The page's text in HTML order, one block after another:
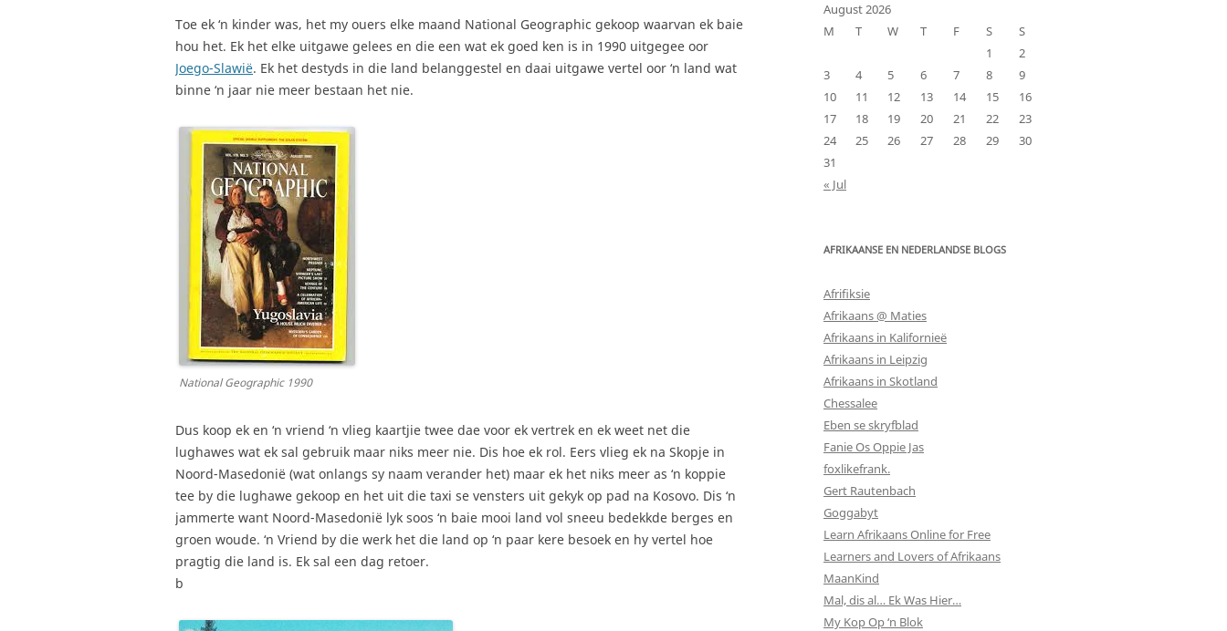
Toe ek ‘n kinder was, het my ouers elke maand National Geographic gekoop waarvan ek baie
hou het. Ek het elke uitgawe gelees en die een wat ek goed ken is in 1990 uitgegee oor
Joego-Slawië. Ek het destyds in die land belanggestel en daai uitgawe vertel oor ‘n land wat
binne ‘n jaar nie meer bestaan het nie.
National Geographic 1990
Dus koop ek en ‘n vriend ‘n vlieg kaartjie twee dae voor ek vertrek en ek weet net die
lughawes wat ek sal gebruik maar niks meer nie. Dis hoe ek rol. Eers vlieg ek na Skopje in
Noord-Masedonië (wat onlangs sy naam verander het) maar ek het niks meer as ‘n koppie
tee by die lughawe gekoop en het uit die taxi se vensters uit gekyk op pad na Kosovo. Dis ‘n
jammerte want Noord-Masedonië lyk soos ‘n baie mooi land vol sneeu bedekkde berges en
groen woude. ‘n Vriend by die werk het die land op ‘n paar kere besoek en hy vertel hoe
pragtig die land is. Ek sal een dag retoer.
b
August 2026
M
T W T F S
S
1
2
3
4 5 6 7 8
9
10
11 12 13 14 15
16
17
18 19 20 21 22
23
24
25 26 27 28 29
30
31
« Jul
AFRIKAANSE EN NEDERLANDSE BLOGS
Afrifiksie
Afrikaans @ Maties
Afrikaans in Kalifornieë
Afrikaans in Leipzig
Afrikaans in Skotland
Chessalee
Eben se skryfblad
Fanie Os Oppie Jas
foxlikefrank.
Gert Rautenbach
Goggabyt
Learn Afrikaans Online for Free
Learners and Lovers of Afrikaans
MaanKind
Mal, dis al… Ek Was Hier…
My Kop Op ‘n Blok